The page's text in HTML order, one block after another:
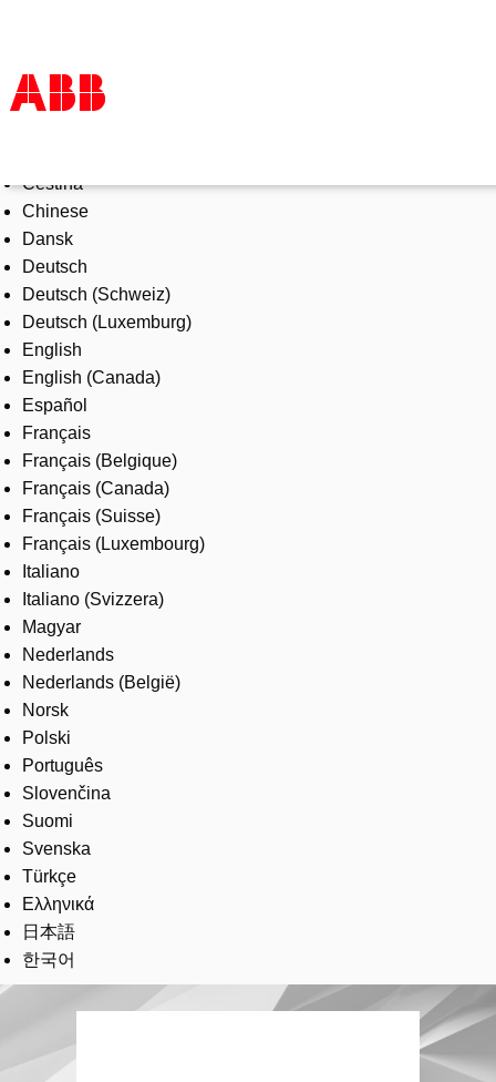
Products & Solutions
Industries
Services
About us
Where to buy
Contact us
Careers
Čeština
Chinese
Dansk
Deutsch
Deutsch (Schweiz)
Deutsch (Luxemburg)
English
English (Canada)
Español
Français
Français (Belgique)
Français (Canada)
Français (Suisse)
Français (Luxembourg)
Italiano
Italiano (Svizzera)
Magyar
Nederlands
Nederlands (België)
Norsk
Polski
Português
Slovenčina
Suomi
Svenska
Türkçe
Ελληνικά
日本語
한국어